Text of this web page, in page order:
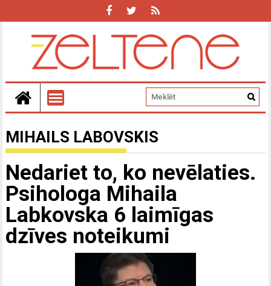
MIHAILS LABOVSKIS
Nedariet to, ko nevēlaties.
Psihologa Mihaila
Labkovska 6 laimīgas
dzīves noteikumi